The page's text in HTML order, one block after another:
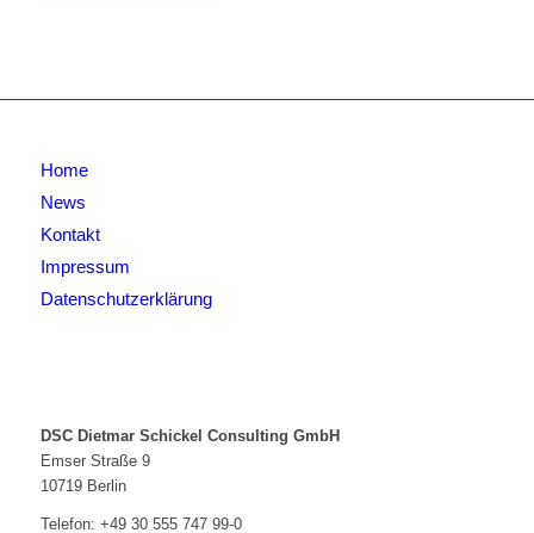
Home
News
Kontakt
Impressum
Datenschutzerklärung
DSC Dietmar Schickel Consulting GmbH
Emser Straße 9
10719 Berlin
Telefon: +49 30 555 747 99-0